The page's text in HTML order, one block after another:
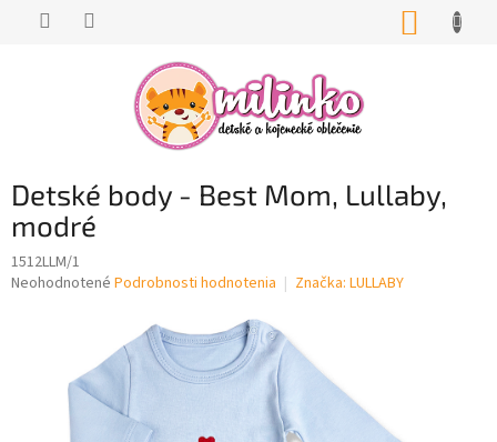
Detské body - Best Mom, Lullaby,
modré
1512LLM/1
Priemerné
Neohodnotené Podrobnosti hodnotenia Značka: LULLABY